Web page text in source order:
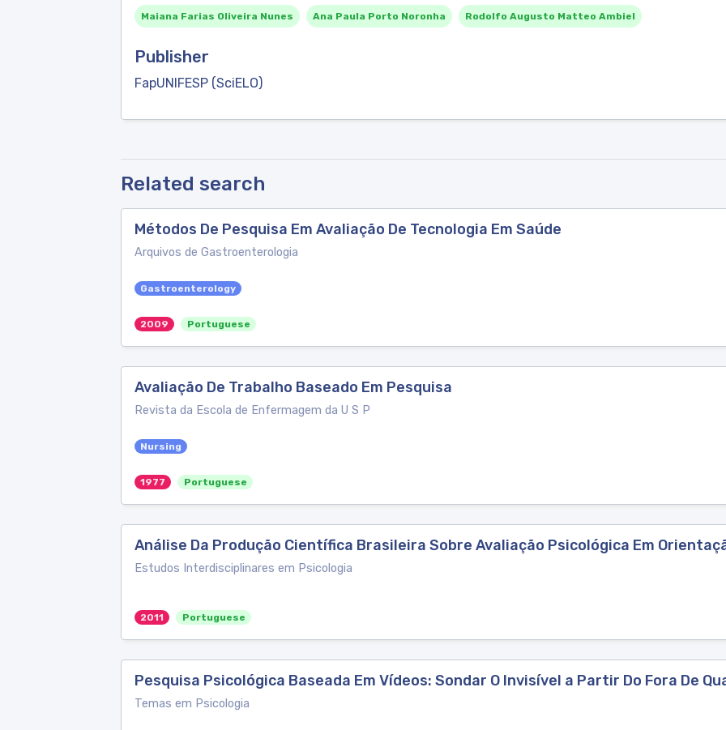
Maiana Farias Oliveira Nunes Ana Paula Porto Noronha Rodolfo Augusto Matteo Ambiel
Publisher
FapUNIFESP (SciELO)
Related search
Métodos De Pesquisa Em Avaliação De Tecnologia Em Saúde
Arquivos de Gastroenterologia
Gastroenterology
2009 Portuguese
Avaliação De Trabalho Baseado Em Pesquisa
Revista da Escola de Enfermagem da U S P
Nursing
1977 Portuguese
Análise Da Produção Científica Brasileira Sobre Avaliação Psicológica Em
Estudos Interdisciplinares em Psicologia
2011 Portuguese
Pesquisa Psicológica Baseada Em Vídeos: Sondar O Invisível a Partir Do Fora De
Temas em Psicologia